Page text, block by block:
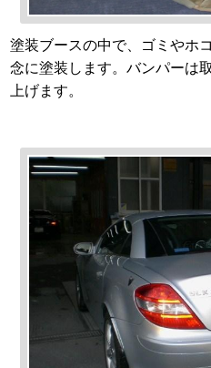
塗装ブースの中で、ゴミやホ
念に塗装します。バンパーは
上げます。